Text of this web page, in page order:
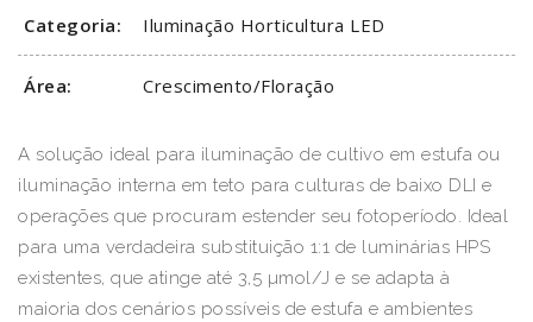
Categoria: Iluminação Horticultura LED
Área: Crescimento/Floração
A solução ideal para iluminação de cultivo em estufa ou
iluminação interna em teto para culturas de baixo DLI e
operações que procuram estender seu fotoperíodo. Ideal
para uma verdadeira substituição 1:1 de luminárias HPS
existentes, que atinge até 3,5 µmol/J e se adapta à
maioria dos cenários possíveis de estufa e ambientes